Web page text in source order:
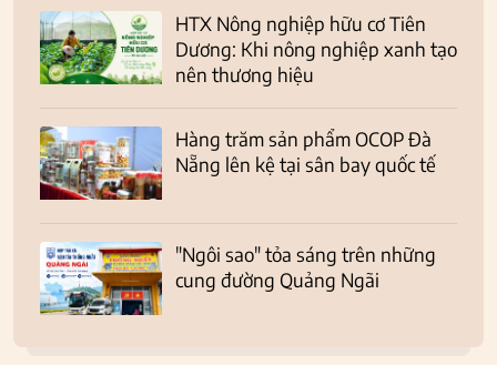
HTX Nông nghiệp hữu cơ Tiên
Dương: Khi nông nghiệp xanh tạo
nên thương hiệu
Hàng trăm sản phẩm OCOP Đà
Nẵng lên kệ tại sân bay quốc tế
"Ngôi sao" tỏa sáng trên những
cung đường Quảng Ngãi